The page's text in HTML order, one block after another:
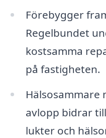
Förebygger
Regelbundet
kostsamma
på fastigheten.
Hälsosammare
avlopp bidrar
lukter och